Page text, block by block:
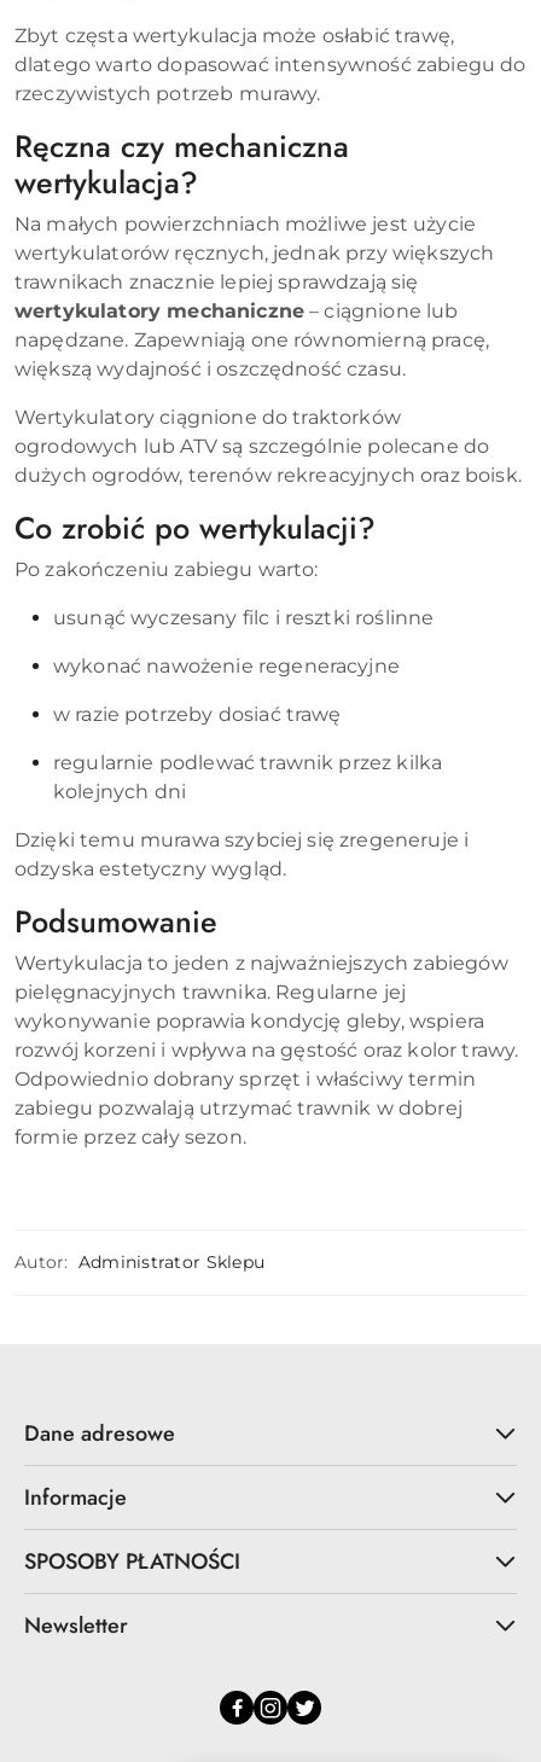
Zbyt częsta wertykulacja może osłabić trawę,
dlatego warto dopasować intensywność zabiegu do
rzeczywistych potrzeb murawy.
Ręczna czy mechaniczna
wertykulacja?
Na małych powierzchniach możliwe jest użycie
wertykulatorów ręcznych, jednak przy większych
trawnikach znacznie lepiej sprawdzają się
wertykulatory mechaniczne – ciągnione lub
napędzane. Zapewniają one równomierną pracę,
większą wydajność i oszczędność czasu.
Wertykulatory ciągnione do traktorków
ogrodowych lub ATV są szczególnie polecane do
dużych ogrodów, terenów rekreacyjnych oraz boisk.
Co zrobić po wertykulacji?
Po zakończeniu zabiegu warto:
usunąć wyczesany filc i resztki roślinne
wykonać nawożenie regeneracyjne
w razie potrzeby dosiać trawę
regularnie podlewać trawnik przez kilka
kolejnych dni
Dzięki temu murawa szybciej się zregeneruje i
odzyska estetyczny wygląd.
Podsumowanie
Wertykulacja to jeden z najważniejszych zabiegów
pielęgnacyjnych trawnika. Regularne jej
wykonywanie poprawia kondycję gleby, wspiera
rozwój korzeni i wpływa na gęstość oraz kolor trawy.
Odpowiednio dobrany sprzęt i właściwy termin
zabiegu pozwalają utrzymać trawnik w dobrej
formie przez cały sezon.
Autor: Administrator Sklepu
Dane adresowe
Informacje
SPOSOBY PŁATNOŚCI
Newsletter